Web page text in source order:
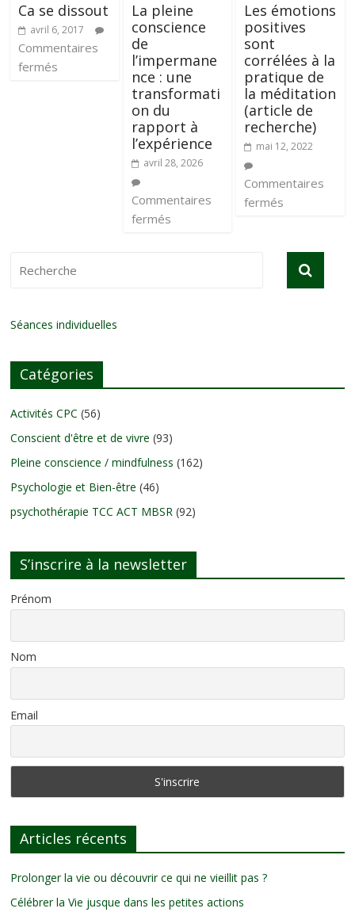
Ca se dissout
avril 6, 2017
Commentaires
fermés
La pleine
conscience
de
l’impermane
nce : une
transformati
on du
rapport à
l’expérience
avril 28, 2026
Commentaires
fermés
Les émotions
positives
sont
corrélées à la
pratique de
la méditation
(article de
recherche)
mai 12, 2022
Commentaires
fermés
Séances individuelles
Catégories
Activités CPC (56)
Conscient d'être et de vivre (93)
Pleine conscience / mindfulness (162)
Psychologie et Bien-être (46)
psychothérapie TCC ACT MBSR (92)
S’inscrire à la newsletter
Prénom
Nom
Email
Articles récents
Prolonger la vie ou découvrir ce qui ne vieillit pas ?
Célébrer la Vie jusque dans les petites actions